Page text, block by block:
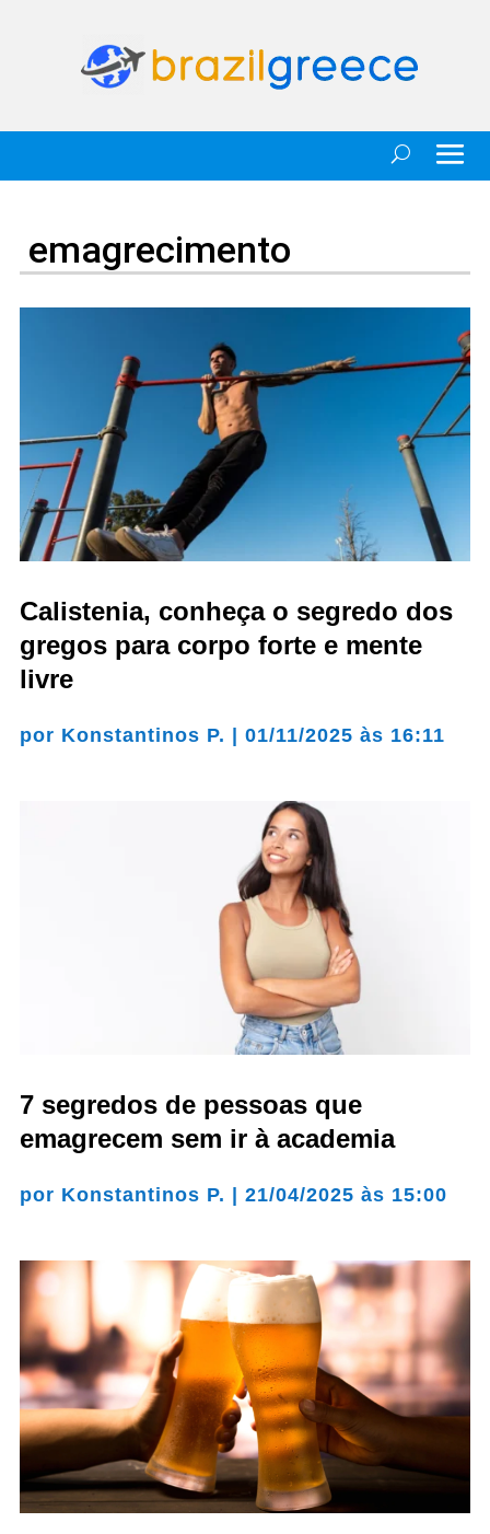
emagrecimento
Calistenia, conheça o segredo dos
gregos para corpo forte e mente
livre
por Konstantinos P. | 01/11/2025 às 16:11
7 segredos de pessoas que
emagrecem sem ir à academia
por Konstantinos P. | 21/04/2025 às 15:00